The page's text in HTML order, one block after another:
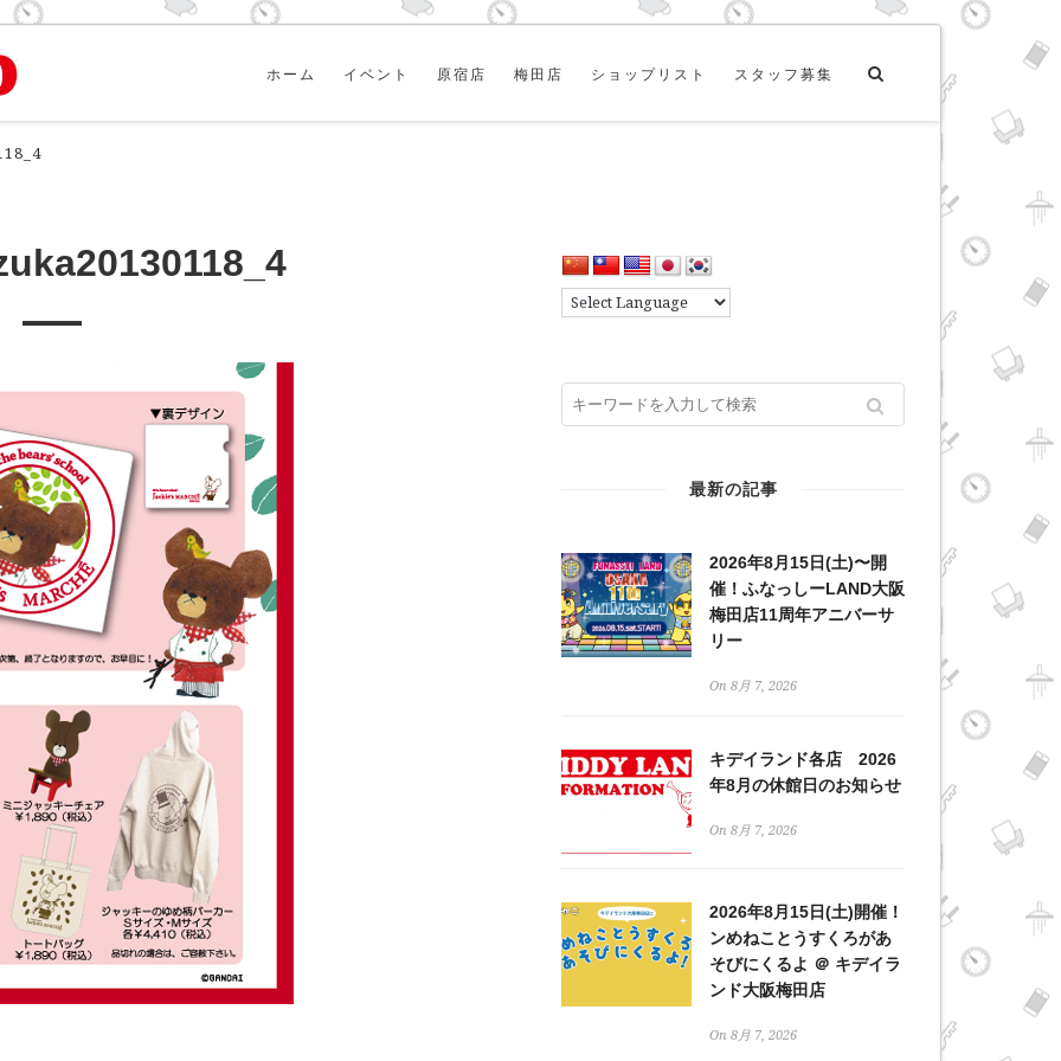
ホーム イベント 原宿店 梅田店 ショップリスト スタッフ募集
最新の記事
2026年8月15日(土)〜開
催！ふなっしーLAND大阪
梅田店11周年アニバーサ
リー
On 8月 7, 2026
キデイランド各店 2026
年8月の休館日のお知らせ
On 8月 7, 2026
2026年8月15日(土)開催！
ンめねことうすくろがあ
そびにくるよ ＠ キデイラ
ンド大阪梅田店
On 8月 7, 2026